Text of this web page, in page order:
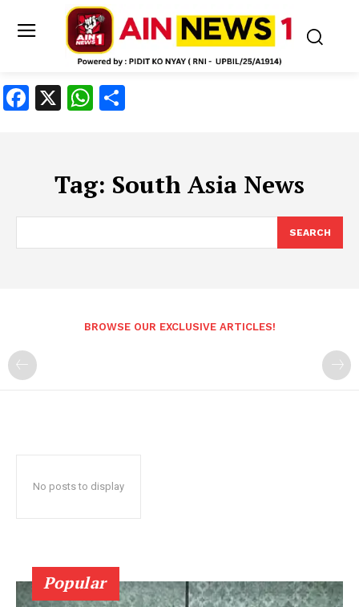
Facebook
X WhatsApp
Tag: South Asia News
SEARCH
BROWSE OUR EXCLUSIVE ARTICLES!
No posts to display
Popular